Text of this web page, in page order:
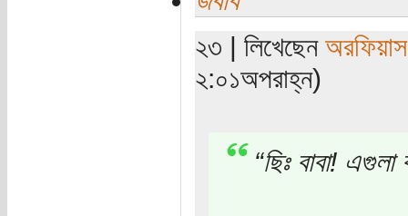
২৩ | লিখেছেন অরফিয়াস
২:০১অপরাহ্ন)
“ছিঃ বাবা! এগুলা